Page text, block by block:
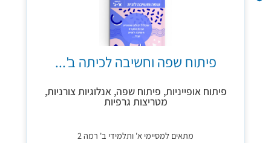
פיתוח שפה וחשיבה לכיתה ב'...
פיתוח אופייניות, פיתוח שפה, אנלוגיות צורניות,
מטריצות גרפיות
מתאים למסיימי א' ותלמידי ב' רמה 2